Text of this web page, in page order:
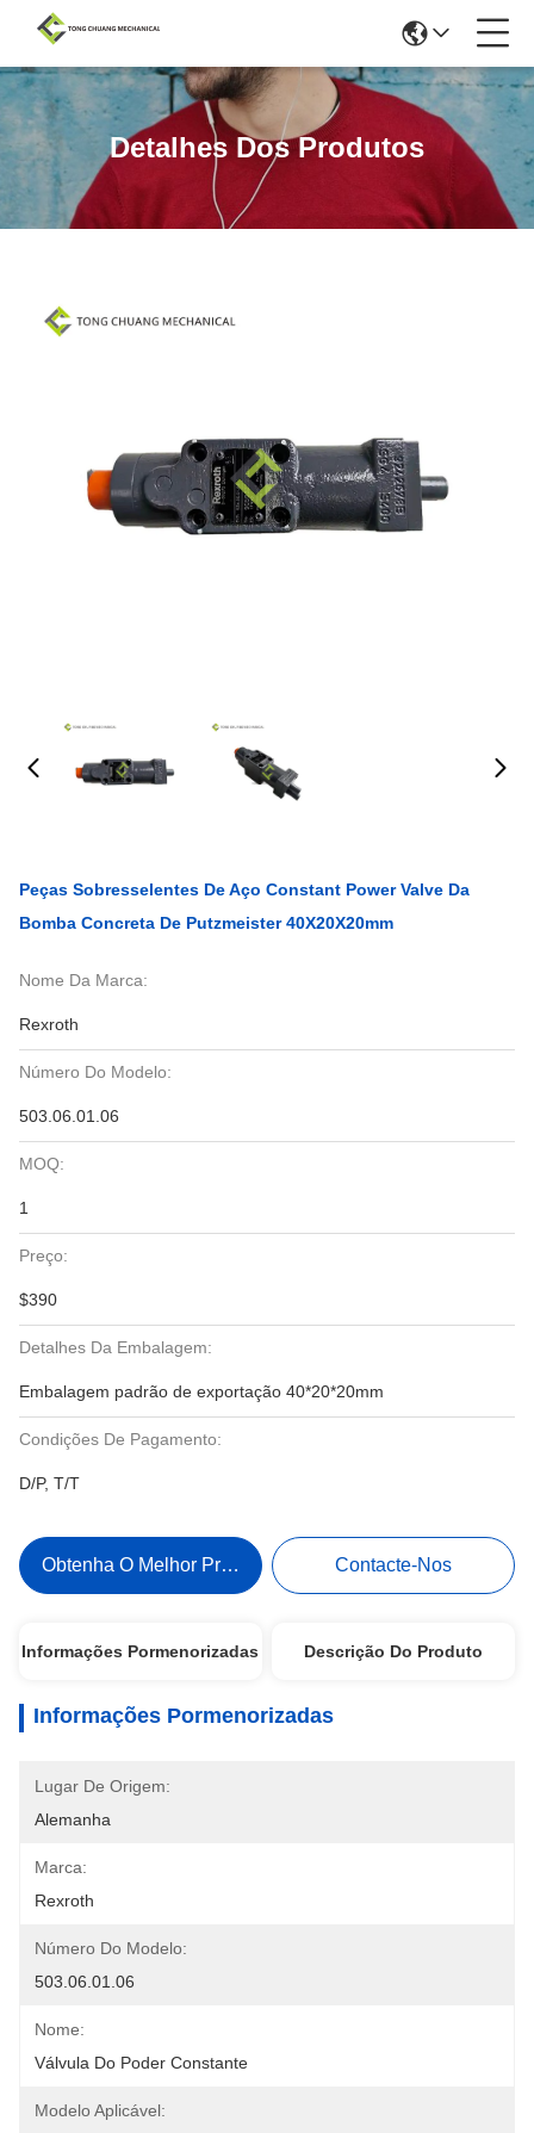
Detalhes Dos Produtos
Peças Sobresselentes De Aço Constant Power Valve Da
Bomba Concreta De Putzmeister 40X20X20mm
Nome Da Marca:
Rexroth
Número Do Modelo:
503.06.01.06
MOQ:
1
Preço:
$390
Detalhes Da Embalagem:
Embalagem padrão de exportação 40*20*20mm
Condições De Pagamento:
D/P, T/T
Obtenha O Melhor Preço Contacte-Nos
Informações Pormenorizadas Descrição Do Produto
Informações Pormenorizadas
Lugar De Origem:
Alemanha
Marca:
Rexroth
Número Do Modelo:
503.06.01.06
Nome:
Válvula Do Poder Constante
Modelo Aplicável: